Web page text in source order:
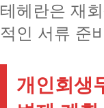
테헤란은 재
적인 서류 준
개인회생